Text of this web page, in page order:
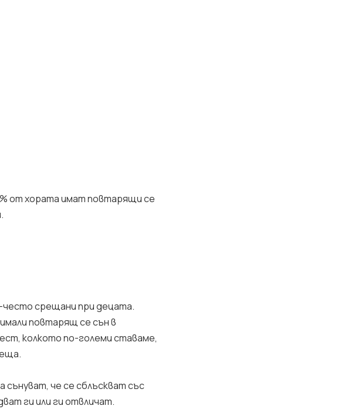
от хората имат повтарящи се
често срещани при децата.
повтарящ се сън в
колкото по-големи ставаме,
че се сблъскват със
ги или ги отвличат.